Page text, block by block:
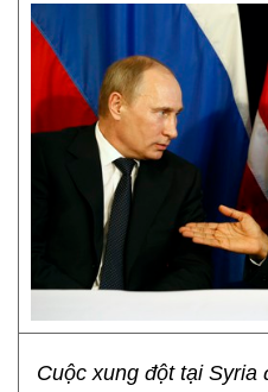
Cuộc xung đột tại Syria